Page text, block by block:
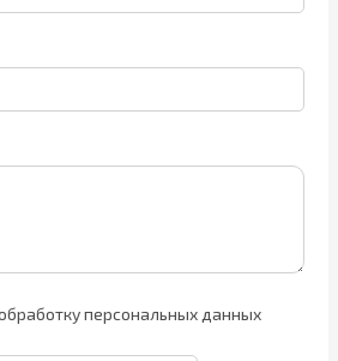
персональных данных